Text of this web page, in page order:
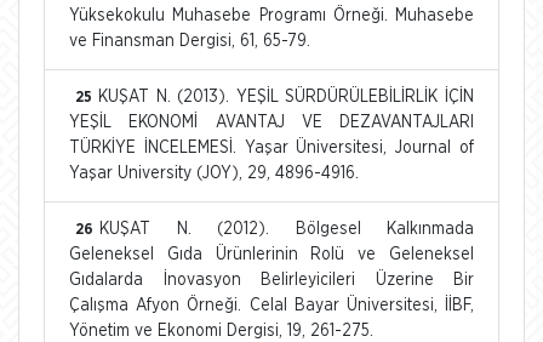
Yüksekokulu Muhasebe Programı Örneği. Muhasebe
ve Finansman Dergisi, 61, 65-79.
25
KUŞAT N. (2013). YEŞİL SÜRDÜRÜLEBİLİRLİK İÇİN
YEŞİL EKONOMİ AVANTAJ VE DEZAVANTAJLARI
TÜRKİYE İNCELEMESİ. Yaşar Üniversitesi, Journal of
Yaşar University (JOY), 29, 4896-4916.
26
KUŞAT N. (2012). Bölgesel Kalkınmada
Geleneksel Gıda Ürünlerinin Rolü ve Geleneksel
Gıdalarda İnovasyon Belirleyicileri Üzerine Bir
Çalışma Afyon Örneği. Celal Bayar Üniversitesi, İİBF,
Yönetim ve Ekonomi Dergisi, 19, 261-275.